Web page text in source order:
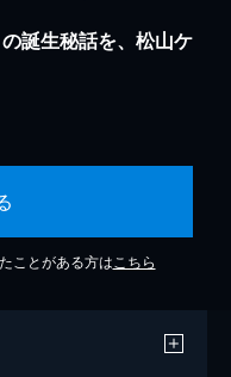
誕生秘話を、松山ケ
ことがある方は こちら